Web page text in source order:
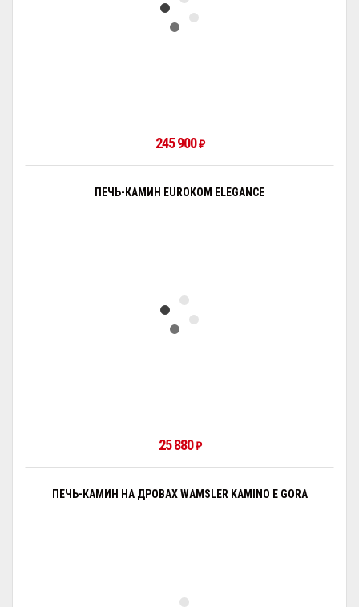
245 900₽
ПЕЧЬ-КАМИН EUROKOM ELEGANCE
25 880₽
ПЕЧЬ-КАМИН НА ДРОВАХ WAMSLER KAMINO E GORA